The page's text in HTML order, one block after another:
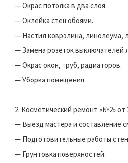
— Окрас потолка в два слоя.
— Оклейка стен обоями.
— Настил ковролина, линолеума,
— Замена розеток выключателей
— Окрас окон, труб, радиаторов.
— Уборка помещения
2. Косметический ремонт «№2» от
— Выезд мастера и составление
— Подготовительные работы
— Грунтовка поверхностей.